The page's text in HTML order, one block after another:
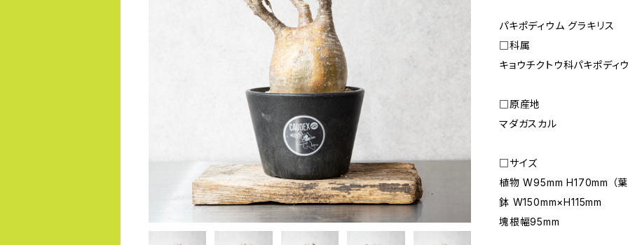
パキポディウム グラキリス
□科属
キョウチクトウ科パキポディ
□原産地
マダガスカル
□サイズ
植物 W95mm H170mm （葉
鉢 W150mm×H115mm
塊根幅95mm